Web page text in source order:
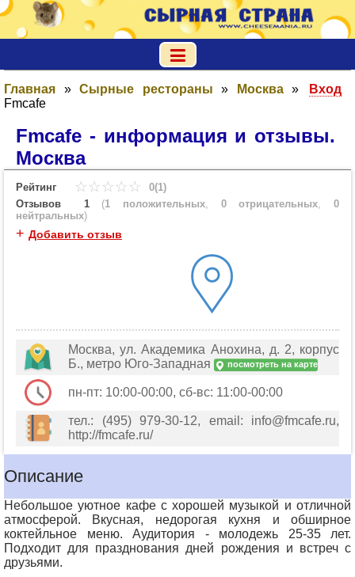
Главная »Сырные рестораны » Москва»
Fmcafe
Вход
Fmcafe - информация и отзывы.
Москва
Рейтинг
0(1)
Отзывов
1(1 положительных, 0 отрицательных,0
нейтральных)
+ Добавить отзыв
Москва, ул. Академика Анохина, д. 2, корпус
Б., метро Юго-Западная
посмотреть на карте
пн-пт: 10:00-00:00, сб-вс: 11:00-00:00
тел.: (495) 979-30-12, email: info@fmcafe.ru,
http://fmcafe.ru/
Описание
Небольшое уютное кафе с хорошей музыкой и отличной
атмосферой. Вкусная, недорогая кухня и обширное
коктейльное меню. Аудитория - молодежь 25-35 лет.
Подходит для празднования дней рождения и встреч с
друзьями.